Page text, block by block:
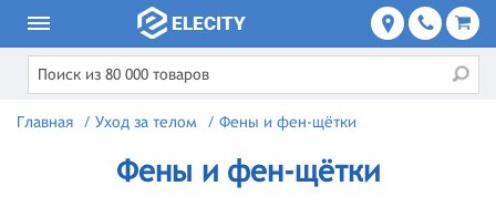
Главная / Уход за телом / Фены и фен-щётки
Фены и фен-щётки